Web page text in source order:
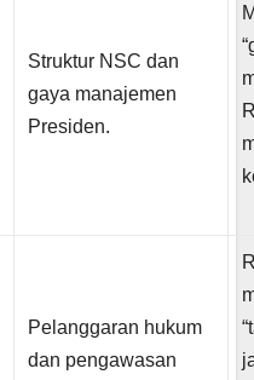
Struktur NSC dan
gaya manajemen
Presiden.
Pelanggaran hukum
dan pengawasan